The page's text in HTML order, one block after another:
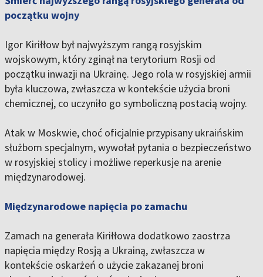
początku wojny
Igor Kiriłłow był najwyższym rangą rosyjskim
wojskowym, który zginął na terytorium Rosji od
początku inwazji na Ukrainę. Jego rola w rosyjskiej armii
była kluczowa, zwłaszcza w kontekście użycia broni
chemicznej, co uczyniło go symboliczną postacią wojny.
Atak w Moskwie, choć oficjalnie przypisany ukraińskim
służbom specjalnym, wywołał pytania o bezpieczeństwo
w rosyjskiej stolicy i możliwe reperkusje na arenie
międzynarodowej.
Międzynarodowe napięcia po zamachu
Zamach na generała Kiriłłowa dodatkowo zaostrza
napięcia między Rosją a Ukrainą, zwłaszcza w
kontekście oskarżeń o użycie zakazanej broni